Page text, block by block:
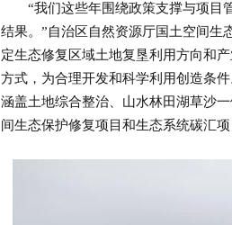
“我们这些年围绕政策支撑与项目管
结果。”自治区自然资源厅国土空间生
定生态修复区域土地复垦利用方向和
方式，为合理开发和科学利用创造条
涵盖土地综合整治、山水林田湖草沙
间生态保护修复项目和生态系统碳汇项